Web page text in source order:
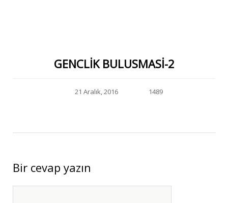
GENCLIK BULUSMASI-2
21 Aralık, 2016 1489
Bir cevap yazın